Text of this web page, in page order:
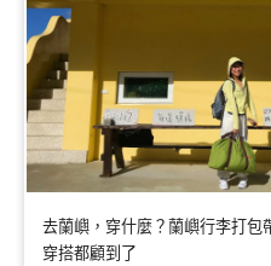
去蘭嶼，穿什麼？蘭嶼行李打
穿搭都顧到了